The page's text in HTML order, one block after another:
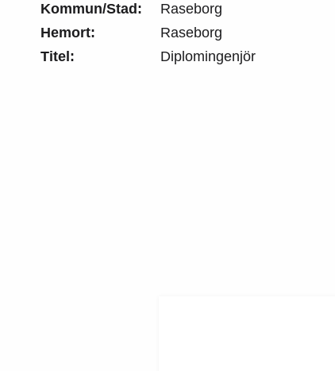
Kommun/Stad:
Raseborg
Hemort:
Raseborg
Titel:
Diplomingenjör